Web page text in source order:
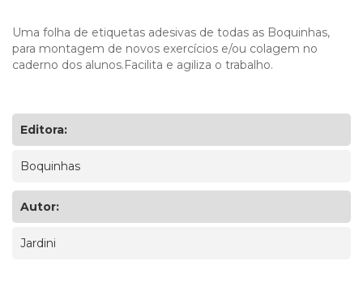
Uma folha de etiquetas adesivas de todas as Boquinhas,
para montagem de novos exercícios e/ou colagem no
caderno dos alunos.Facilita e agiliza o trabalho.
Editora:
Boquinhas
Autor:
Jardini